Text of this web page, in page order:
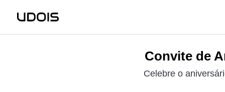
Convite de
Celebre o